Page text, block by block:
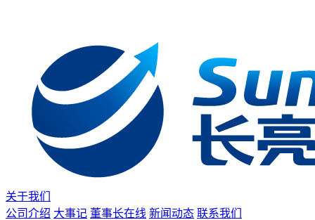
关于我们
公司介绍 大事记 董事长在线 新闻动态 联系我们